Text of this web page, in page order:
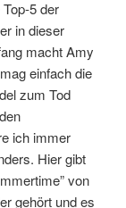
5 der
in dieser
macht Amy
einfach die
zum Tod
ich immer
Hier gibt
von
gehört und es